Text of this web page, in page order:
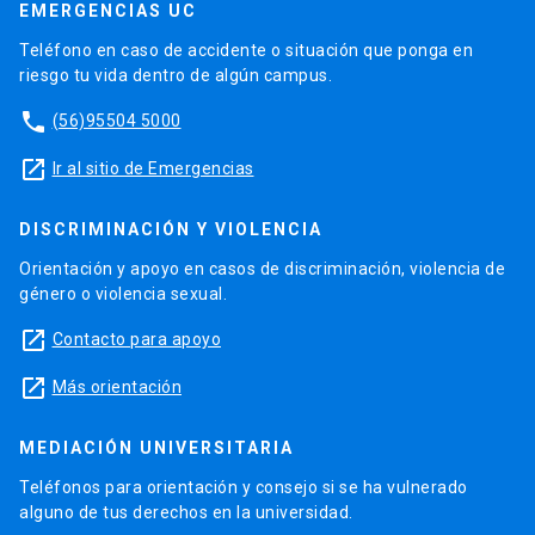
EMERGENCIAS UC
Teléfono en caso de accidente o situación que ponga en
riesgo tu vida dentro de algún campus.
phone (56)95504 5000
launch Ir al sitio de Emergencias
DISCRIMINACIÓN Y VIOLENCIA
Orientación y apoyo en casos de discriminación, violencia de
género o violencia sexual.
launch Contacto para apoyo
launch Más orientación
MEDIACIÓN UNIVERSITARIA
Teléfonos para orientación y consejo si se ha vulnerado
alguno de tus derechos en la universidad.